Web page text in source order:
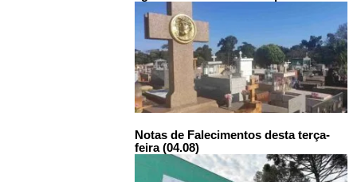
Notas de Falecimentos desta terça-
feira (04.08)